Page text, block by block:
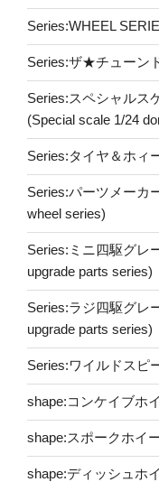
Series:WHEEL
Series:ザ★チューン
Series:スペシャルス
(Special scale 1/24
Series:タイヤ＆ホィ
Series:パーツメーカ
wheel series)
Series:ミニ四駆グレ
upgrade parts series)
Series:ラジ四駆グレ
upgrade parts series)
Series:ワイルドスピ
shape:コンケイブホ
shape:スポークホイ
shape:ディッシュホ